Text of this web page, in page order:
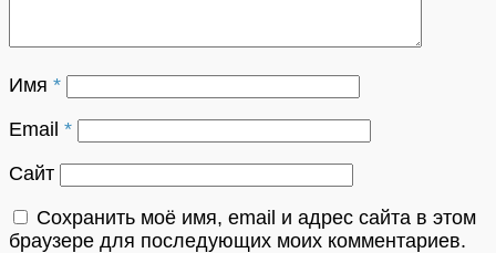
Имя *
Email *
Сайт
Сохранить моё имя, email и адрес сайта в этом
браузере для последующих моих комментариев.